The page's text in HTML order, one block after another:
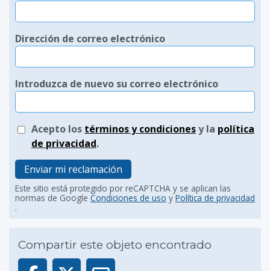
Dirección de correo electrónico
Introduzca de nuevo su correo electrónico
Acepto los términos y condicionesy la política
de privacidad.
Enviar mi reclamación
Este sitio está protegido por reCAPTCHA y se aplican las
normas de Google Condiciones de uso yPolítica de privacidad
.
Compartir este objeto encontrado